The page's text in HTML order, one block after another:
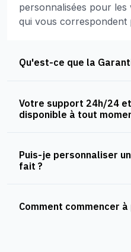
personnalisées pour les
qui vous correspondent
Qu'est-ce que la
Votre support 24h/24
disponible à tout
Puis-je personnaliser
fait ?
Comment commencer